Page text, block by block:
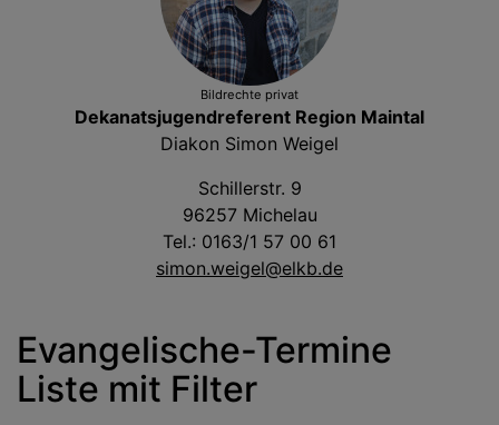
Bildrechte privat
Dekanatsjugendreferent Region Maintal
Diakon Simon Weigel
Schillerstr. 9
96257 Michelau
Tel.: 0163/1 57 00 61
simon.weigel@elkb.de
Evangelische-Termine
Liste mit Filter